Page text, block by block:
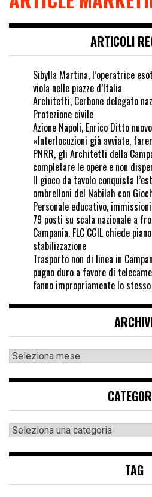
ARTICOLI
Sibylla Martina, l’operatrice
viola nelle piazze d’Italia
Architetti, Cerbone delegato
Protezione civile
Azione Napoli, Enrico Ditto
«Interlocuzioni già avviate,
PNRR, gli Architetti della
completare le opere e non
Il gioco da tavolo conquista
ombrelloni del Nabilah con
Personale educativo,
79 posti su scala nazionale a
Campania. FLC CGIL chiede
stabilizzazione
Trasporto non di linea in
pugno duro a favore di
fanno impropriamente lo
TAG